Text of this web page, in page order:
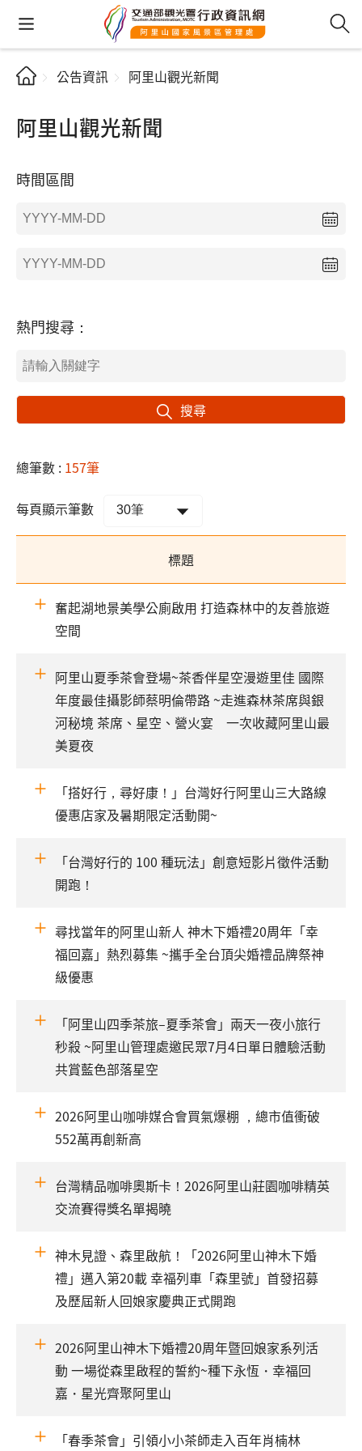
公告資訊 阿里山觀光新聞
阿里山觀光新聞
時間區間
熱門搜尋：
搜尋
總筆數 : 157筆
每頁顯示筆數
標題
奮起湖地景美學公廁啟用 打造森林中的友善旅遊
空間
阿里山夏季茶會登場~茶香伴星空漫遊里佳 國際
年度最佳攝影師蔡明倫帶路 ~走進森林茶席與銀
河秘境 茶席、星空、營火宴 一次收藏阿里山最
美夏夜
「搭好行，尋好康！」台灣好行阿里山三大路線
優惠店家及暑期限定活動開~
「台灣好行的 100 種玩法」創意短影片徵件活動
開跑！
尋找當年的阿里山新人 神木下婚禮20周年「幸
福回嘉」熱烈募集 ~攜手全台頂尖婚禮品牌祭神
級優惠
「阿里山四季茶旅–夏季茶會」兩天一夜小旅行
秒殺 ~阿里山管理處邀民眾7月4日單日體驗活動
共賞藍色部落星空
2026阿里山咖啡媒合會買氣爆棚 ，總市值衝破
552萬再創新高
台灣精品咖啡奧斯卡！2026阿里山莊園咖啡精英
交流賽得獎名單揭曉
神木見證、森里啟航！「2026阿里山神木下婚
禮」邁入第20載 幸福列車「森里號」首發招募
及歷屆新人回娘家慶典正式開跑
2026阿里山神木下婚禮20周年暨回娘家系列活
動 一場從森里啟程的誓約~種下永恆・幸福回
嘉・星光齊聚阿里山
「春季茶會」引領小小茶師走入百年肖楠林